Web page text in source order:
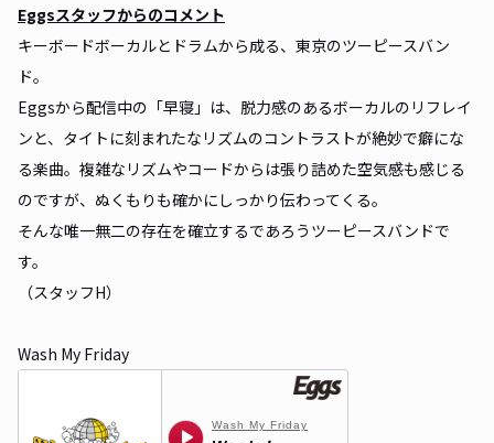
Eggsスタッフからのコメント
キーボードボーカルとドラムから成る、東京のツーピースバン
ド。
Eggsから配信中の「早寝」は、脱力感のあるボーカルのリフレイ
ンと、タイトに刻まれたなリズムのコントラストが絶妙で癖にな
る楽曲。複雑なリズムやコードからは張り詰めた空気感も感じる
のですが、ぬくもりも確かにしっかり伝わってくる。
そんな唯一無二の存在を確立するであろうツーピースバンドで
す。
（スタッフH）
Wash My Friday